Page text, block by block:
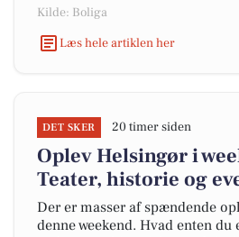
Kilde: Boliga
Læs hele artiklen her
DET SKER 20 timer siden
Oplev Helsingør i
Teater, historie og
Der er masser af spændende
denne weekend. Hvad enten